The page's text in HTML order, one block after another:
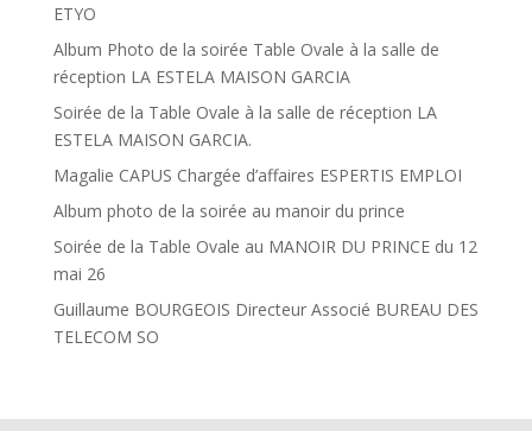
ETYO
Album Photo de la soirée Table Ovale à la salle de
réception LA ESTELA MAISON GARCIA
Soirée de la Table Ovale à la salle de réception LA
ESTELA MAISON GARCIA.
Magalie CAPUS Chargée d’affaires ESPERTIS EMPLOI
Album photo de la soirée au manoir du prince
Soirée de la Table Ovale au MANOIR DU PRINCE du 12
mai 26
Guillaume BOURGEOIS Directeur Associé BUREAU DES
TELECOM SO